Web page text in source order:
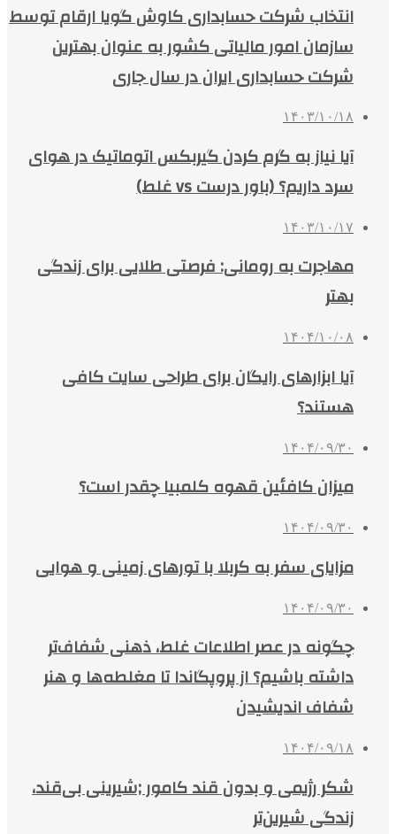
انتخاب شرکت حسابداری کاوش گویا ارقام توسط
سازمان امور مالیاتی کشور به عنوان بهترین
شرکت حسابداری ایران در سال جاری
۱۴۰۳/۱۰/۱۸
آیا نیاز به گرم کردن گیربکس اتوماتیک در هوای
سرد داریم؟ (باور درست vs غلط)
۱۴۰۳/۱۰/۱۷
مهاجرت به رومانی: فرصتی طلایی برای زندگی
بهتر
۱۴۰۴/۱۰/۰۸
آیا ابزارهای رایگان برای طراحی سایت کافی
هستند؟
۱۴۰۴/۰۹/۳۰
میزان کافئین قهوه کلمبیا چقدر است؟
۱۴۰۴/۰۹/۳۰
مزایای سفر به کربلا با تورهای زمینی و هوایی
۱۴۰۴/۰۹/۳۰
چگونه در عصر اطلاعات غلط، ذهنی شفاف‌تر
داشته باشیم؟ از پروپگاندا تا مغلطه‌ها و هنر
شفاف اندیشیدن
۱۴۰۴/۰۹/۱۸
شکر رژیمی و بدون قند کامور ;شیرینی بی‌قند،
زندگی شیرین‌تر